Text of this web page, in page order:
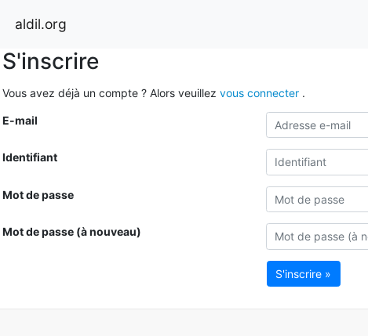
aldil.org
S'inscrire
Vous avez déjà un compte ? Alors veuillez vous connecter .
E-mail
Identifiant
Mot de passe
Mot de passe (à nouveau)
S'inscrire »